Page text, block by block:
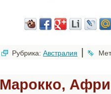
Рубрика: Австралия |
Марокко,